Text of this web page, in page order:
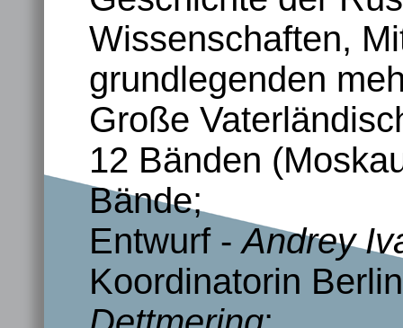
Wissenschaften,
grundlegenden
Große
12 Bänden
Bände;
Entwurf -Andrey
Koordinatorin